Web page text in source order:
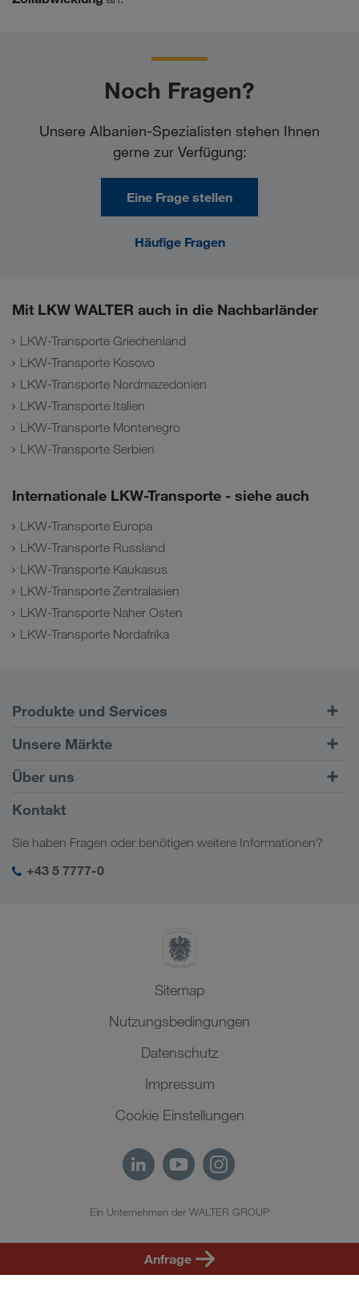
Noch Fragen?
Unsere Albanien-Spezialisten stehen Ihnen
gerne zur Verfügung:
Eine Frage stellen
Häufige Fragen
Mit LKW WALTER auch in die Nachbarländer
LKW-Transporte Griechenland
LKW-Transporte Kosovo
LKW-Transporte Nordmazedonien
LKW-Transporte Italien
LKW-Transporte Montenegro
LKW-Transporte Serbien
Internationale LKW-Transporte - siehe auch
LKW-Transporte Europa
LKW-Transporte Russland
LKW-Transporte Kaukasus
LKW-Transporte Zentralasien
LKW-Transporte Naher Osten
LKW-Transporte Nordafrika
Anfrage
Produkte und Services
Straßentransporte
Kundenportal CONNECT
Digitale Lösungen
Branchenlösungen
Unsere Märkte
Europa
Kaukasus
Zentralasien
Naher Osten
Über uns
Firmeninformation
Soziale Verantwortung
SHEQ-Management
Kontakt
Sie haben Fragen oder benötigen weitere Informationen?
+43 5 7777-0
Sitemap
Nutzungsbedingungen
Datenschutz
Impressum
Cookie Einstellungen
Ein Unternehmen der WALTER GROUP